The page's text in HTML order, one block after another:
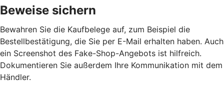
Beweise sichern
Bewahren Sie die Kaufbelege auf, zum Beispiel die
Bestellbestätigung, die Sie per E-Mail erhalten haben. Auch
ein Screenshot des Fake-Shop-Angebots ist hilfreich.
Dokumentieren Sie außerdem Ihre Kommunikation mit dem
Händler.